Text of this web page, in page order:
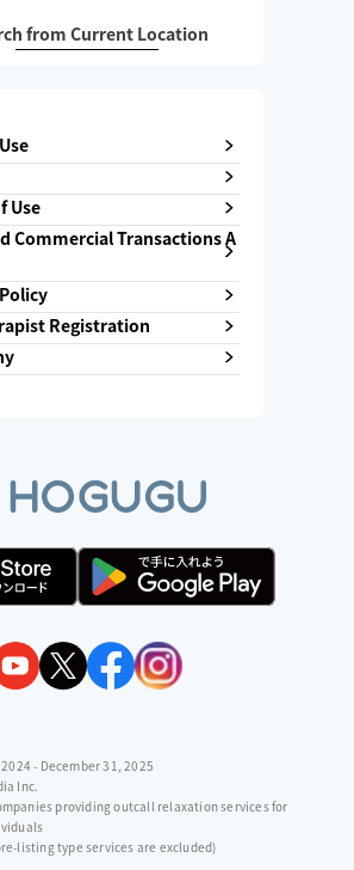
from Current Location
Use
Commercial Transactions A
Registration
- December 31, 2025
Inc.
providing outcall relaxation services for
listing type services are excluded)